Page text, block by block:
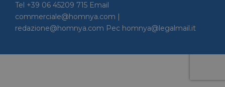
Tel +39 06 45209 715 Email
commerciale@homnya.com |
redazione@homnya.com Pec homnya@legalmail.it
Non classificati